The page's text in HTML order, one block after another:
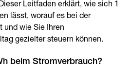
Leitfaden erklärt, wie sich 1
lässt, worauf es bei der
und wie Sie Ihren
gezielter steuern können.